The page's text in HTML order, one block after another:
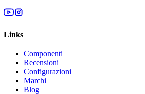
Links
Componenti
Recensioni
Configurazioni
Marchi
Blog